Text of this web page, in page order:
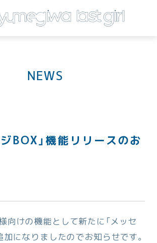
NEWS
BOX」機能リリースのお
向けの機能として新たに「メッセ
加になりましたのでお知らせです。